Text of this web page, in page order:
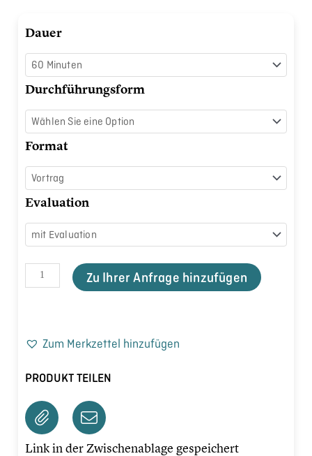
Dauer
Durchführungsform
Format
Evaluation
Abwehrkräfte
Menge
Zu Ihrer Anfrage hinzufügen
Zum Merkzettel hinzufügen
PRODUKT TEILEN
Link in der Zwischenablage gespeichert